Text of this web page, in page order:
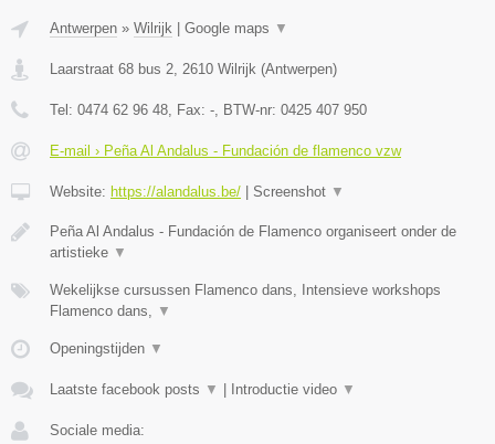
Antwerpen » Wilrijk | Google maps ▼
Laarstraat 68 bus 2 2610 Wilrijk (Antwerpen)
Tel: 0474 62 96 48 , Fax: - , BTW-nr: 0425 407 950
E-mail › Peña Al Andalus - Fundación de flamenco vzw
Website: https://alandalus.be/ | Screenshot ▼
Peña Al Andalus - Fundación de Flamenco organiseert onder de
artistieke ▼
Wekelijkse cursussen Flamenco dans, Intensieve workshops
Flamenco dans,
▼
Openingstijden ▼
Laatste facebook posts ▼ | Introductie video ▼
Sociale media: